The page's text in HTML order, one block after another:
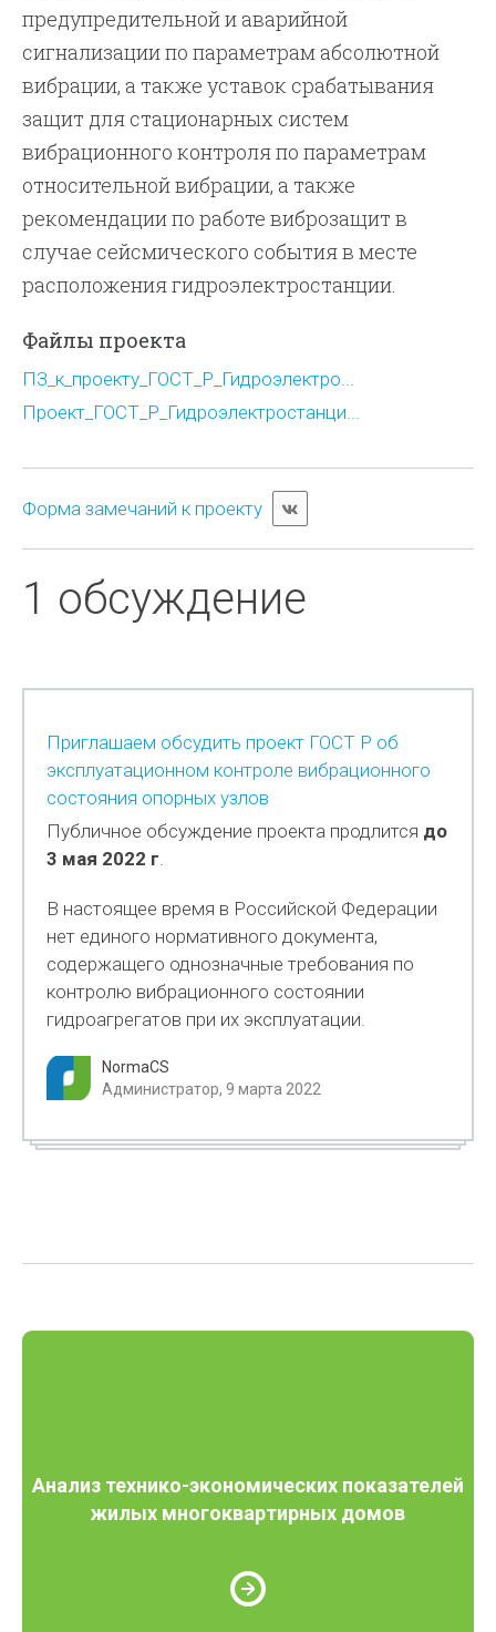
предупредительной и аварийной
сигнализации по параметрам абсолютной
вибрации, а также уставок срабатывания
защит для стационарных систем
вибрационного контроля по параметрам
относительной вибрации, а также
рекомендации по работе виброзащит в
случае сейсмического события в месте
расположения гидроэлектростанции.
Файлы проекта
ПЗ_к_проекту_ГОСТ_Р_Гидроэлектро...
Проект_ГОСТ_Р_Гидроэлектростанци...
Форма замечаний к проекту
1 обсуждение
Приглашаем обсудить проект ГОСТ Р об
эксплуатационном контроле вибрационного
состояния опорных узлов
Публичное обсуждение проекта продлится до
3 мая 2022 г.
В настоящее время в Российской Федерации
нет единого нормативного документа,
содержащего однозначные требования по
контролю вибрационного состоянии
гидроагрегатов при их эксплуатации.
NormaCS
Администратор, 9 марта 2022
Анализ технико-экономических показателей
жилых многоквартирных домов